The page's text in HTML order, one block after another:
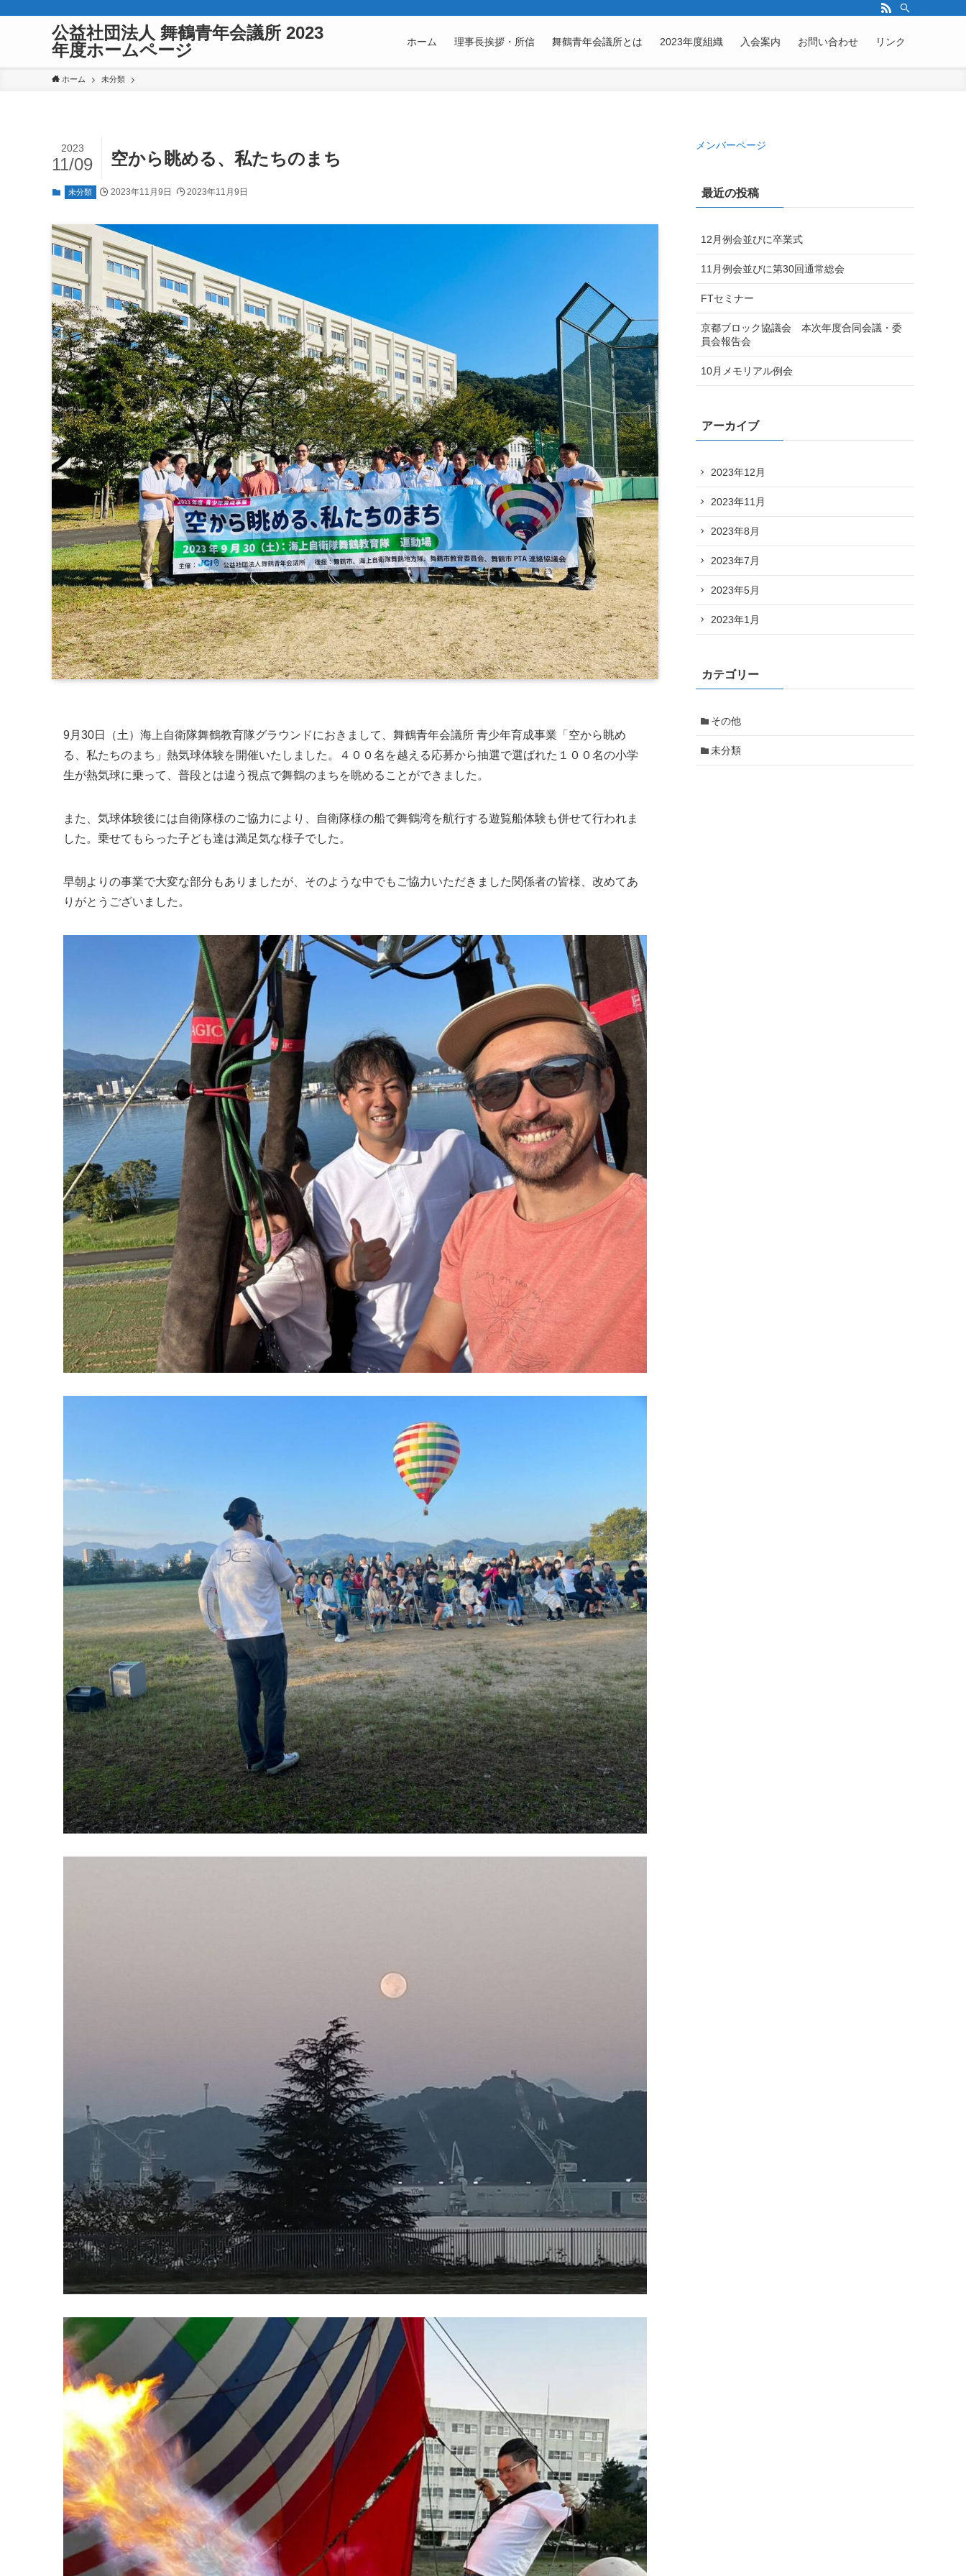
公益社団法人 舞鶴青年会議所 2023
年度ホームページ
ホーム 理事長挨拶・所信 舞鶴青年会議所とは 2023年度組織 入会案内 お問い合わせ リンク
ホーム 未分類
空から眺める、私たちのまち
2023
11/09
未分類 2023年11月9日 2023年11月9日
9月30日（土）海上自衛隊舞鶴教育隊グラウンドにおきまして、舞鶴青年会議所 青少年育成事業「空から眺め
る、私たちのまち」熱気球体験を開催いたしました。４００名を越える応募から抽選で選ばれた１００名の小学
生が熱気球に乗って、普段とは違う視点で舞鶴のまちを眺めることができました。
また、気球体験後には自衛隊様のご協力により、自衛隊様の船で舞鶴湾を航行する遊覧船体験も併せて行われま
した。乗せてもらった子ども達は満足気な様子でした。
早朝よりの事業で大変な部分もありましたが、そのような中でもご協力いただきました関係者の皆様、改めてあ
りがとうございました。
メンバーページ
最近の投稿
12月例会並びに卒業式
11月例会並びに第30回通常総会
FTセミナー
京都ブロック協議会 本次年度合同会議・委
員会報告会
10月メモリアル例会
アーカイブ
2023年12月
2023年11月
2023年8月
2023年7月
2023年5月
2023年1月
カテゴリー
その他
未分類